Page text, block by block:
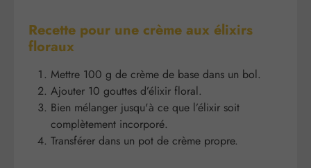
Recette pour une crème aux élixirs
floraux
Mettre 100 g de crème de base dans un bol.
Ajouter 10 gouttes d’élixir floral.
Bien mélanger jusqu'à ce que l’élixir soit
complètement incorporé.
Transférer dans un pot de crème propre.